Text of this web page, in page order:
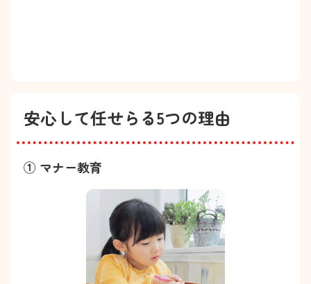
安心して任せらる5つの理由
① マナー教育